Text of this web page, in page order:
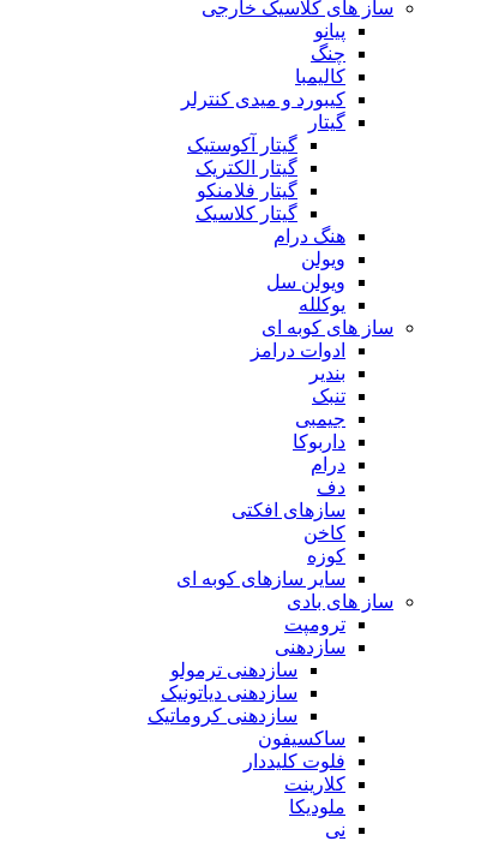
ساز های کلاسیک خارجی
پیانو
چنگ
کالیمبا
کیبورد و میدی کنترلر
گیتار
گیتار آکوستیک
گیتار الکتریک
گیتار فلامنکو
گیتار کلاسیک
هنگ درام
ویولن
ویولن سل
یوکلله
ساز های کوبه ای
ادوات درامز
بندیر
تنبک
جیمبی
داربوکا
درام
دف
سازهای افکتی
کاخن
کوزه
سایر سازهای کوبه ای
ساز های بادی
ترومپت
سازدهنی
سازدهنی ترمولو
سازدهنی دیاتونیک
سازدهنی کروماتیک
ساکسیفون
فلوت کلیددار
کلارینت
ملودیکا
نی